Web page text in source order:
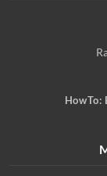
HowTo: